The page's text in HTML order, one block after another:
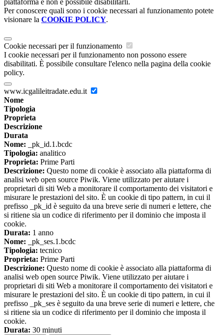
piattaforma e non è possibile disabilitarli.
Per conoscere quali sono i cookie necessari al funzionamento potete
visionare la COOKIE POLICY.
Cookie necessari per il funzionamento
I cookie necessari per il funzionamento non possono essere
disabilitati. È possibile consultare l'elenco nella pagina della cookie
policy.
www.icgalileitradate.edu.it
Nome
Tipologia
Proprieta
Descrizione
Durata
Nome: _pk_id.1.bcdc
Tipologia: analitico
Proprieta: Prime Parti
Descrizione: Questo nome di cookie è associato alla piattaforma di
analisi web open source Piwik. Viene utilizzato per aiutare i
proprietari di siti Web a monitorare il comportamento dei visitatori e
misurare le prestazioni del sito. È un cookie di tipo pattern, in cui il
prefisso _pk_id è seguito da una breve serie di numeri e lettere, che
si ritiene sia un codice di riferimento per il dominio che imposta il
cookie.
Durata: 1 anno
Nome: _pk_ses.1.bcdc
Tipologia: tecnico
Proprieta: Prime Parti
Descrizione: Questo nome di cookie è associato alla piattaforma di
analisi web open source Piwik. Viene utilizzato per aiutare i
proprietari di siti Web a monitorare il comportamento dei visitatori e
misurare le prestazioni del sito. È un cookie di tipo pattern, in cui il
prefisso _pk_ses è seguito da una breve serie di numeri e lettere, che
si ritiene sia un codice di riferimento per il dominio che imposta il
cookie.
Durata: 30 minuti